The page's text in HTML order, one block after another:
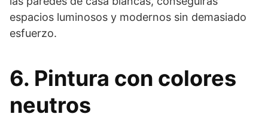
espacios luminosos y modernos sin demasiado
esfuerzo.
6. Pintura con colores
neutros